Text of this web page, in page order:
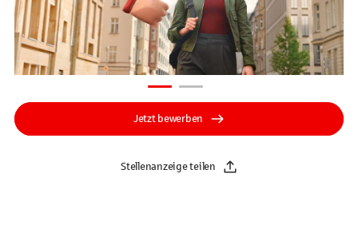
Jetzt bewerben
Stellenanzeige teilen